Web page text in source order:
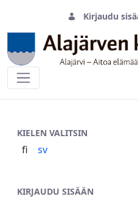
Kirjaudu
KIELEN VALITSIN
fi sv
KIRJAUDU SISÄÄN